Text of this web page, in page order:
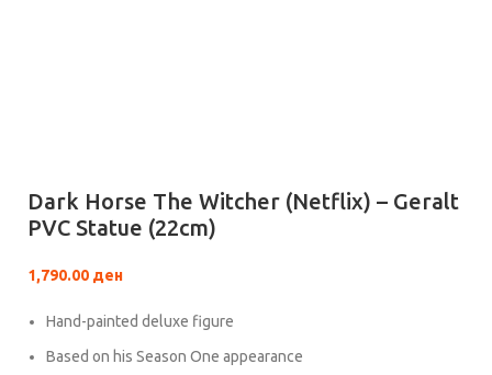
Dark Horse The Witcher (Netflix) – Geralt
PVC Statue (22cm)
1,790.00 ден
Hand-painted deluxe figure
Based on his Season One appearance